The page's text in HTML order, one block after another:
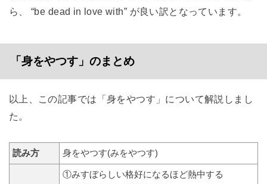
ら、 “be dead in love with” が良い訳となっています。
「身をやつす」のまとめ
以上、この記事では「身をやつす」について解説しまし
た。
読み方 身をやつす(みをやつす)
①みすぼらしい格好になるほど熱中する